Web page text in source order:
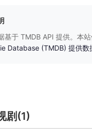
基于 TMDB API 提供。本站
Database (TMDB) 提供数
剧 (1)